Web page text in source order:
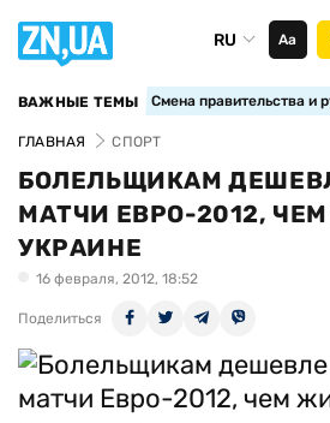
RU Аа
ВАЖНЫЕ ТЕМЫ Смена правительства и
ГЛАВНАЯ СПОРТ
БОЛЕЛЬЩИКАМ
МАТЧИ ЕВРО-2012,
УКРАИНЕ
16 февраля, 2012, 18:52
Поделиться